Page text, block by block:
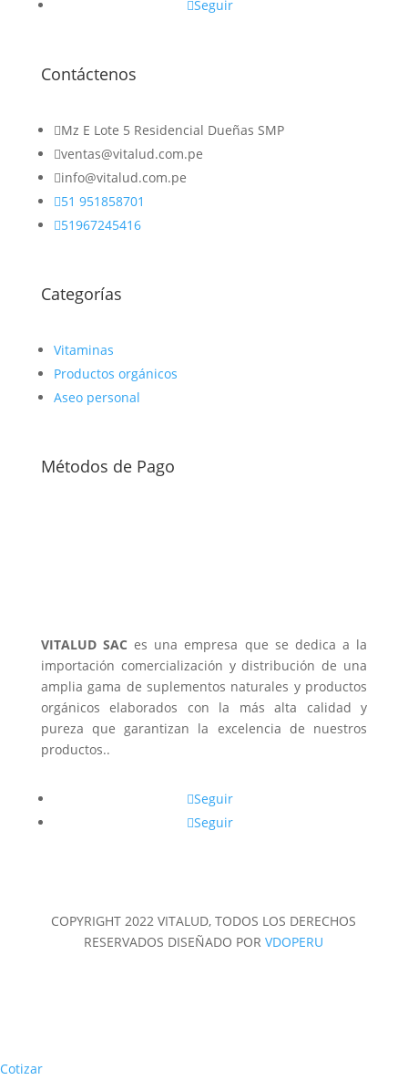
Seguir
Contáctenos
Mz E Lote 5 Residencial Dueñas SMP
ventas@vitalud.com.pe
info@vitalud.com.pe
51 951858701
51967245416
Categorías
Vitaminas
Productos orgánicos
Aseo personal
Métodos de Pago
VITALUD SAC es una empresa que se dedica a la
importación comercialización y distribución de una
amplia gama de suplementos naturales y productos
orgánicos elaborados con la más alta calidad y
pureza que garantizan la excelencia de nuestros
productos..
Seguir
Seguir
COPYRIGHT 2022 VITALUD, TODOS LOS DERECHOS
RESERVADOS DISEÑADO POR VDOPERU
Cotizar